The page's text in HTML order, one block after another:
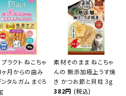
ラクト ねこちゃ
月からの歯み
タルガム まぐろ
素材そのまま ねこちゃ
んの 無添加極上うす焼
き かつお節と貝柱 3g
382円 (税込)